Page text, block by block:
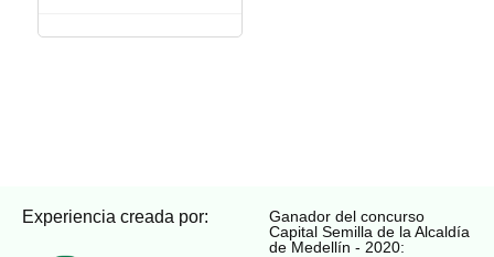
Experiencia creada por:
Ganador del concurso
Capital Semilla de la Alcaldía
de Medellín - 2020: